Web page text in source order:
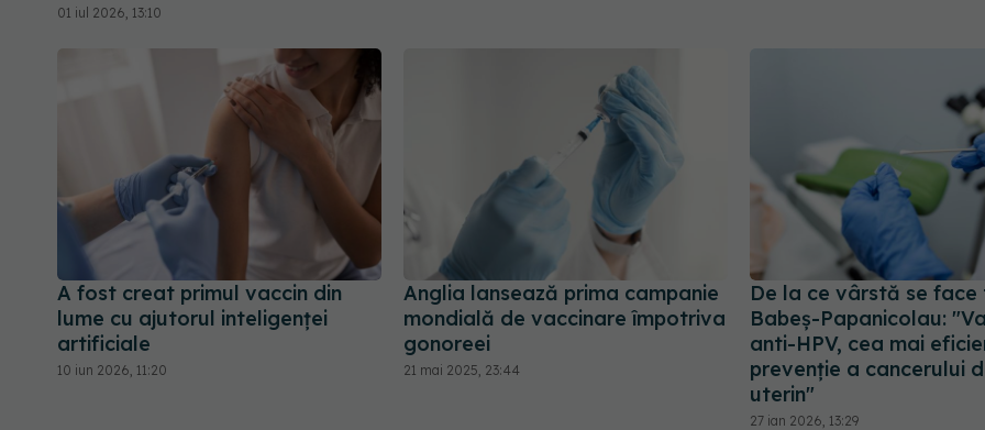
01 iul 2026, 13:10
A fost creat primul vaccin din
lume cu ajutorul inteligenței
artificiale
10 iun 2026, 11:20
Anglia lansează prima campanie
mondială de vaccinare împotriva
gonoreei
21 mai 2025, 23:44
De la ce vârstă se face
Babeş-Papanicolau:
anti-HPV, cea mai
prevenţie a cancerului
uterin"
27 ian 2026, 13:29